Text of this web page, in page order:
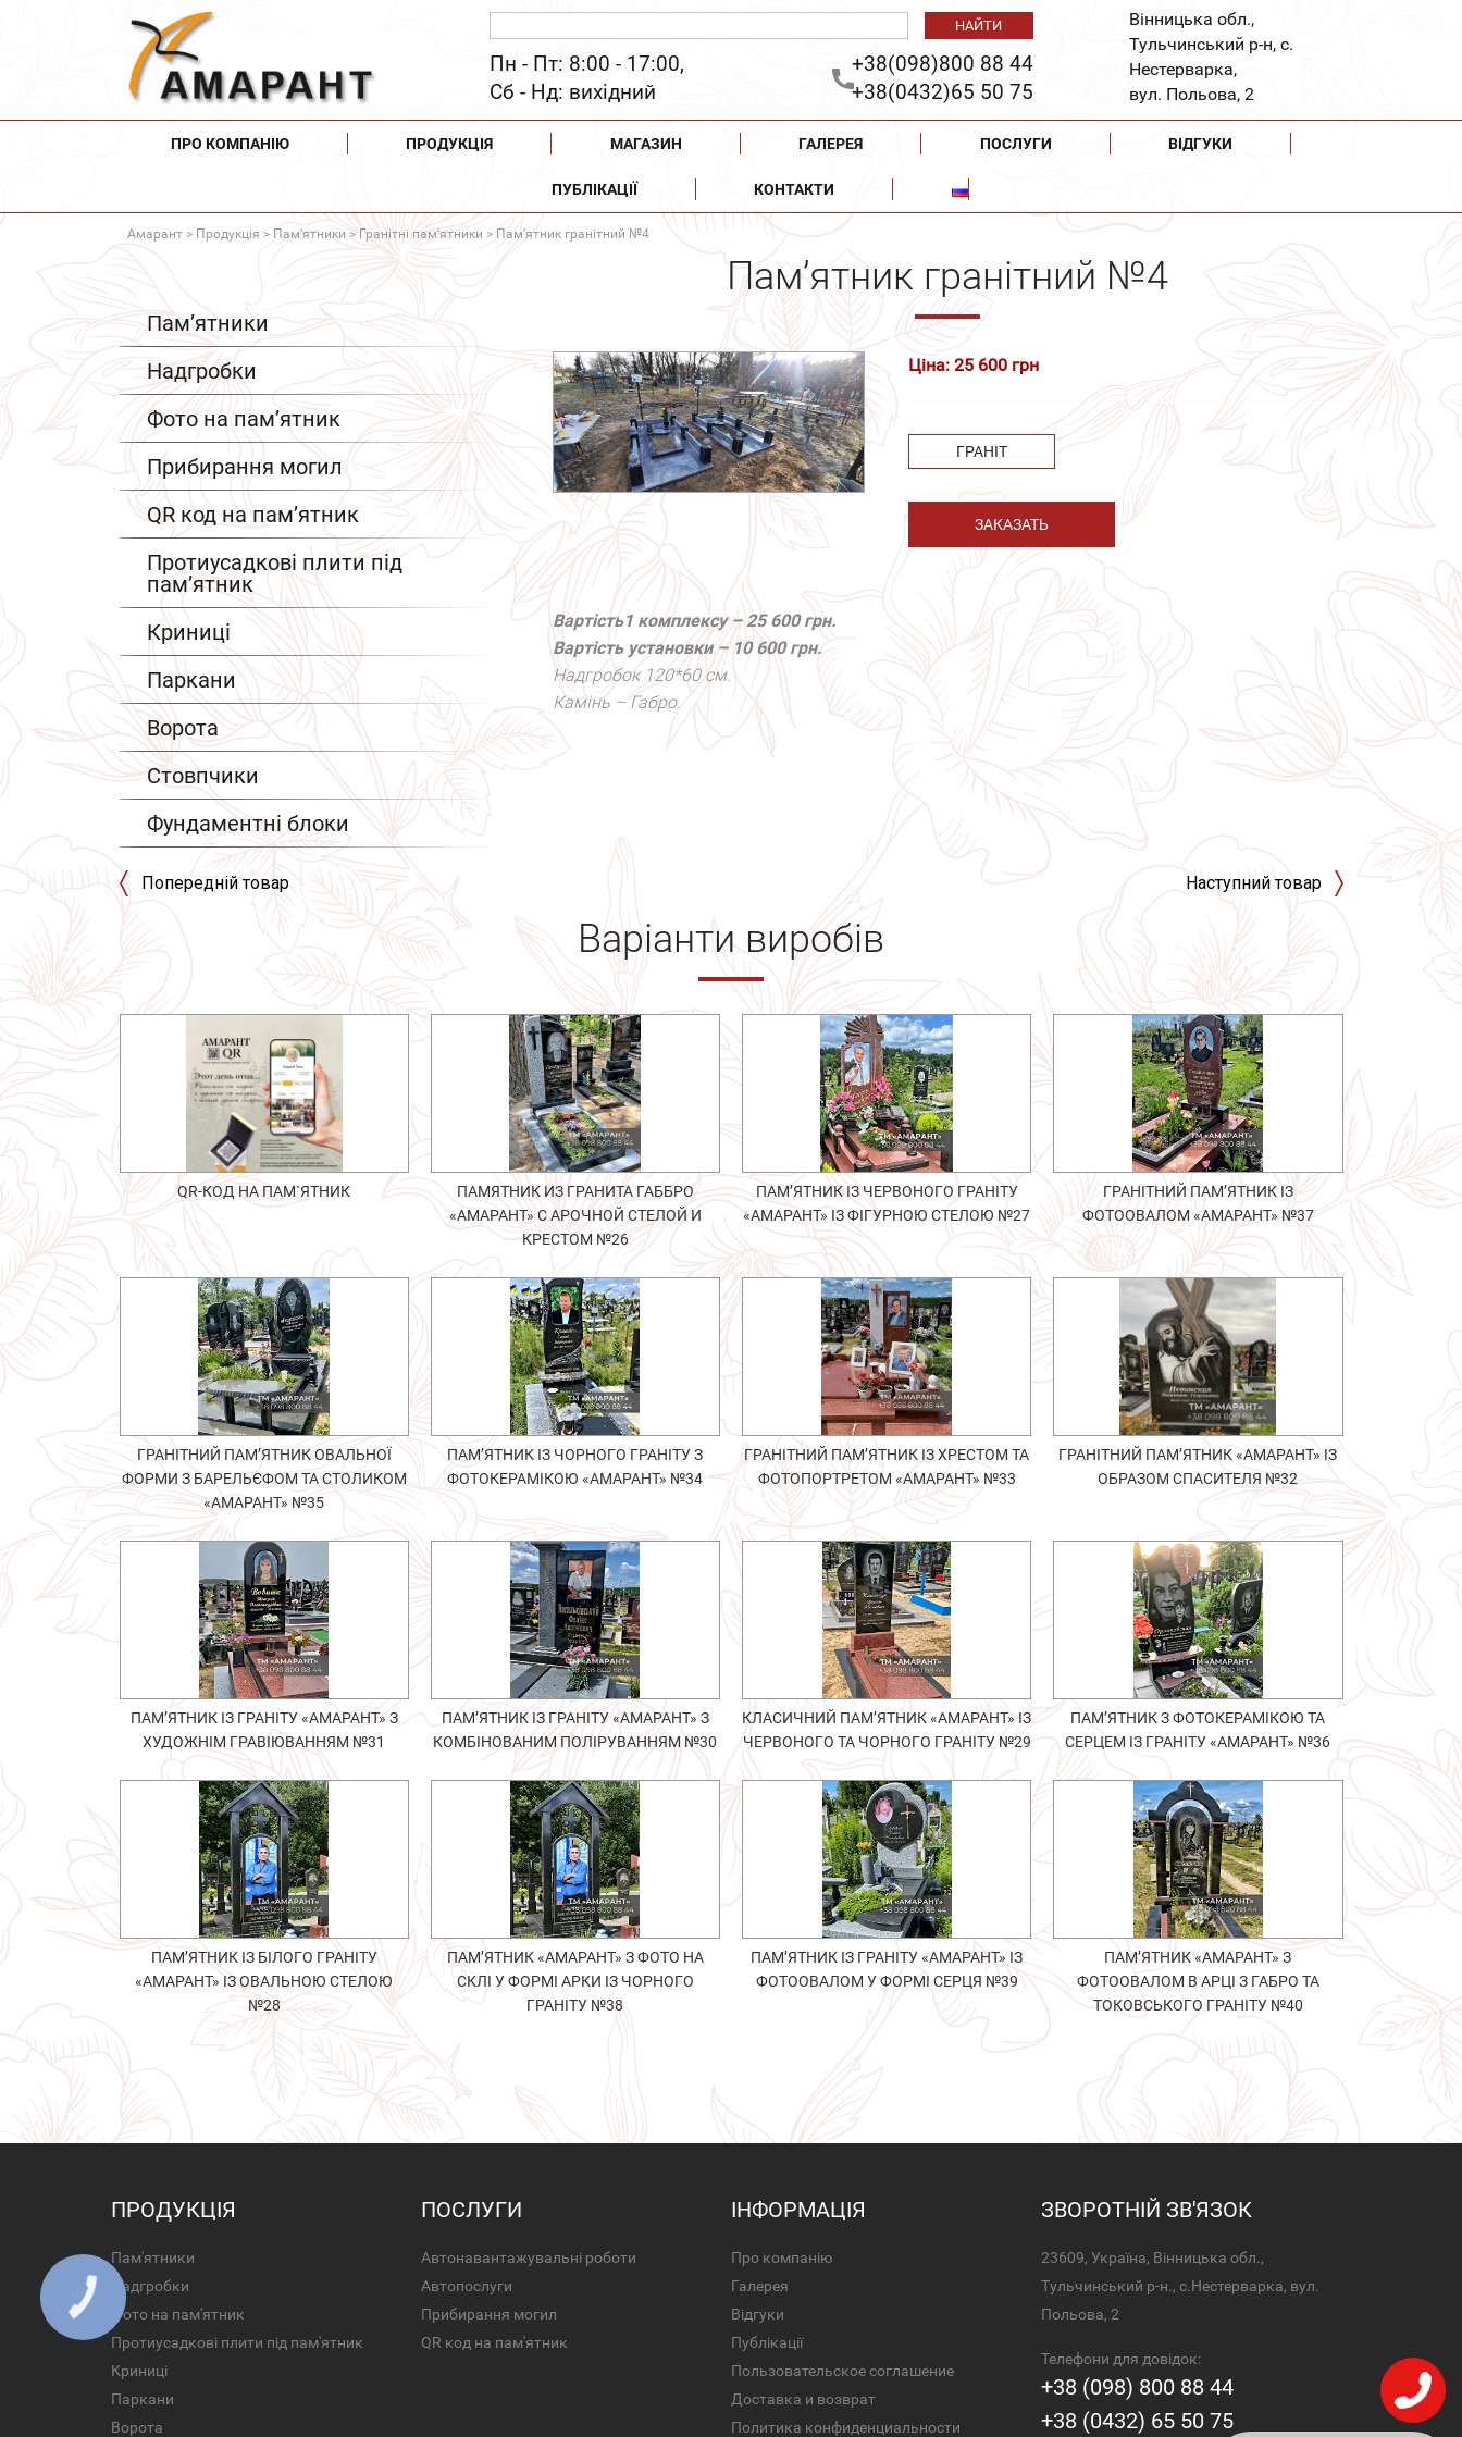
Пн - Пт: 8:00 - 17:00,
Сб - Нд: вихідний
+38(098)800 88 44
+38(0432)65 50 75
Вінницька обл.,
Тульчинський р-н, с.
Нестерварка,
вул. Польова, 2
ПРО КОМПАНІЮ ПРОДУКЦІЯ МАГАЗИН ГАЛЕРЕЯ ПОСЛУГИ ВІДГУКИ
ПУБЛІКАЦІЇ КОНТАКТИ
Амарант > Продукція > Пам'ятники > Гранітні пам'ятники > Пам’ятник гранітний №4
Пам’ятники
Надгробки
Фото на пам’ятник
Прибирання могил
QR код на пам’ятник
Протиусадкові плити під
пам’ятник
Криниці
Паркани
Ворота
Стовпчики
Фундаментні блоки
Пам’ятник гранітний №4
Ціна: 25 600 грн
ГРАНІТ
ЗАКАЗАТЬ
Вартість1 комплексу – 25 600 грн.
Вартість установки – 10 600 грн.
Надгробок 120*60 см.
Камінь – Габро.
Попередній товар Наступний товар
Варіанти виробів
QR-КОД НА ПАМ`ЯТНИК
ПАМЯТНИК ИЗ ГРАНИТА ГАББРО
«АМАРАНТ» С АРОЧНОЙ СТЕЛОЙ И
КРЕСТОМ №26
ПАМ’ЯТНИК ІЗ ЧЕРВОНОГО ГРАНІТУ
«АМАРАНТ» ІЗ ФІГУРНОЮ СТЕЛОЮ №27
ГРАНІТНИЙ ПАМ’ЯТНИК ІЗ
ФОТООВАЛОМ «АМАРАНТ» №37
ГРАНІТНИЙ ПАМ’ЯТНИК ОВАЛЬНОЇ
ФОРМИ З БАРЕЛЬЄФОМ ТА СТОЛИКОМ
«АМАРАНТ» №35
ПАМ’ЯТНИК ІЗ ЧОРНОГО ГРАНІТУ З
ФОТОКЕРАМІКОЮ «АМАРАНТ» №34
ГРАНІТНИЙ ПАМ’ЯТНИК ІЗ ХРЕСТОМ ТА
ФОТОПОРТРЕТОМ «АМАРАНТ» №33
ГРАНІТНИЙ ПАМ’ЯТНИК «АМАРАНТ» ІЗ
ОБРАЗОМ СПАСИТЕЛЯ №32
ПАМ’ЯТНИК ІЗ ГРАНІТУ «АМАРАНТ» З
ХУДОЖНІМ ГРАВІЮВАННЯМ №31
ПАМ’ЯТНИК ІЗ ГРАНІТУ «АМАРАНТ» З
КОМБІНОВАНИМ ПОЛІРУВАННЯМ №30
КЛАСИЧНИЙ ПАМ’ЯТНИК «АМАРАНТ» ІЗ
ЧЕРВОНОГО ТА ЧОРНОГО ГРАНІТУ №29
ПАМ’ЯТНИК З ФОТОКЕРАМІКОЮ ТА
СЕРЦЕМ ІЗ ГРАНІТУ «АМАРАНТ» №36
ПАМ’ЯТНИК ІЗ БІЛОГО ГРАНІТУ
«АМАРАНТ» ІЗ ОВАЛЬНОЮ СТЕЛОЮ
№28
ПАМ’ЯТНИК «АМАРАНТ» З ФОТО НА
СКЛІ У ФОРМІ АРКИ ІЗ ЧОРНОГО
ГРАНІТУ №38
ПАМ’ЯТНИК ІЗ ГРАНІТУ «АМАРАНТ» ІЗ
ФОТООВАЛОМ У ФОРМІ СЕРЦЯ №39
ПАМ’ЯТНИК «АМАРАНТ» З
ФОТООВАЛОМ В АРЦІ З ГАБРО ТА
ТОКОВСЬКОГО ГРАНІТУ №40
ПРОДУКЦІЯ
Пам'ятники
Надгробки
Фото на пам'ятник
Протиусадкові плити під пам'ятник
Криниці
Паркани
Ворота
ПОСЛУГИ
Автонавантажувальні роботи
Автопослуги
Прибирання могил
QR код на пам'ятник
ІНФОРМАЦІЯ
Про компанію
Галерея
Відгуки
Публікації
Пользовательское соглашение
Доставка и возврат
Политика конфиденциальности
ЗВОРОТНІЙ ЗВ'ЯЗОК
23609, Україна, Вінницька обл.,
Тульчинський р-н., с.Нестерварка, вул.
Польова, 2
Телефони для довідок:
+38 (098) 800 88 44
+38 (0432) 65 50 75